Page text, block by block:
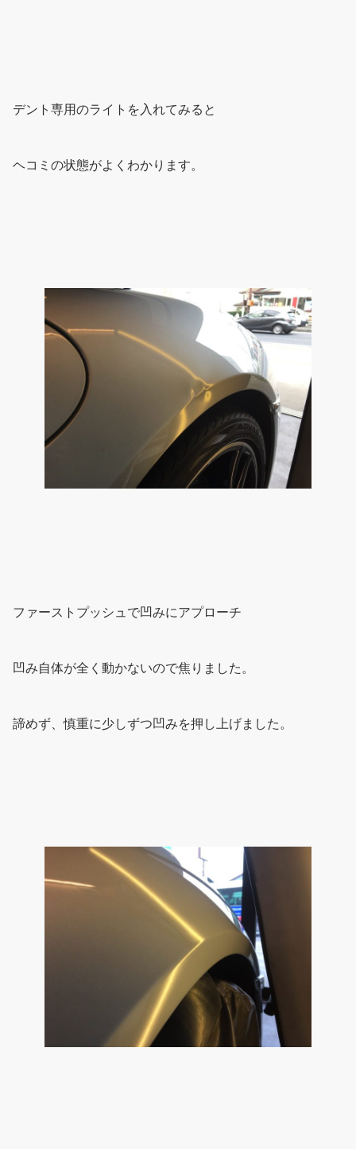
デント専用のライトを入れてみると
ヘコミの状態がよくわかります。
ファーストプッシュで凹みにアプローチ
凹み自体が全く動かないので焦りました。
諦めず、慎重に少しずつ凹みを押し上げました。